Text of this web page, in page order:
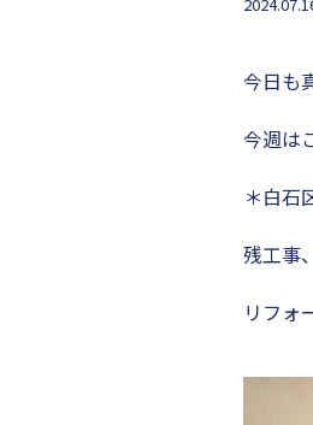
今日も
今週は
＊白石
残工事
リフォ